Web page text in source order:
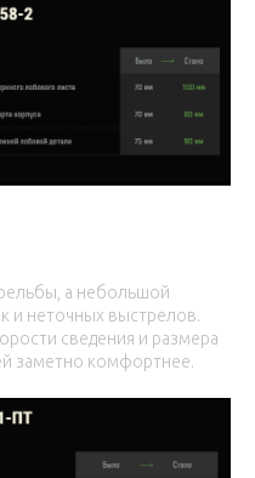
а небольшой
и неточных выстрелов.
сведения и размера
заметно комфортнее.